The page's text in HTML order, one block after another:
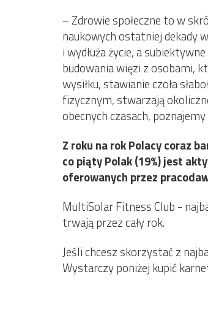
– Zdrowie społeczne to w
naukowych ostatniej dekady
i wydłuża życie, a
budowania więzi z osobami,
wysiłku, stawianie czoła
fizycznym, stwarzają
obecnych czasach,
Z roku na rok Polacy coraz
co piąty Polak (19%) jest
oferowanych przez
MultiSolar Fitness Club -
trwają przez cały rok.
Jeśli chcesz skorzystać z
Wystarczy poniżej kupić